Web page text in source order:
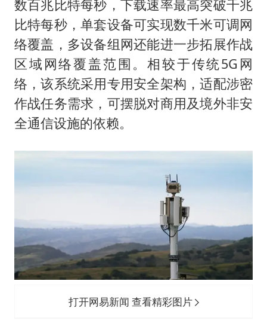
数百兆比特每秒，下载速率最高突破千兆
比特每秒，单套设备可实现数千米可调网
络覆盖，多设备组网还能进一步拓展作战
区域网络覆盖范围。相较于传统5G网
络，该系统采用专用安全架构，适配涉密
作战任务需求，可摆脱对商用及境外非安
全通信设施的依赖。
打开网易新闻 查看精彩图片